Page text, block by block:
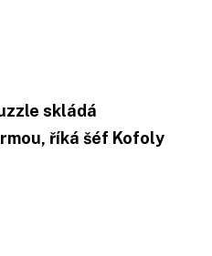
skládá
říká šéf Kofoly